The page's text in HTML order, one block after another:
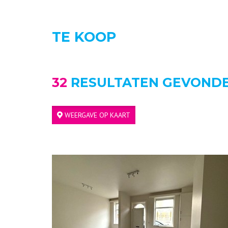
TE KOOP
32 RESULTATEN
WEERGAVE OP KAART